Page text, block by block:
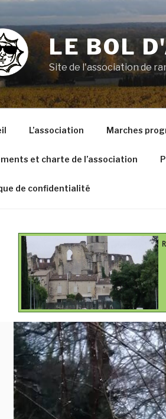
LE BOL
Site de l'association de
L’association Marches
et charte de l’association
de confidentialité